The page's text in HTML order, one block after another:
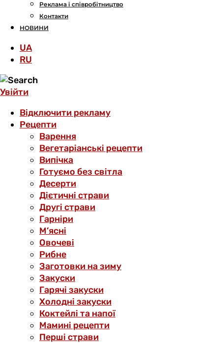
Реклама і співробітництво
Контакти
НОВИНИ
UA
RU
Увійти
Відключити рекламу
Рецепти
Варення
Вегетаріанські рецепти
Випічка
Готуємо без світла
Десерти
Дієтичні страви
Другі страви
Гарніри
М’ясні
Овочеві
Рибне
Заготовки на зиму
Закуски
Гарячі закуски
Холодні закуски
Коктейлі та напої
Мамині рецепти
Перші страви